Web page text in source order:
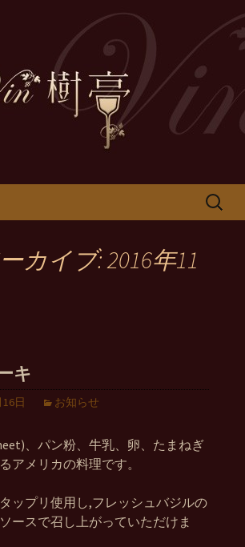
ュース
耳よりの情報をお伝えしま
検
カイブ: 2016年11
キ
日 お知らせ
、パン粉、牛乳、卵、たまねぎ
アメリカの料理です。
ップリ使用し,フレッシュバジルの
ースで召し上がっていただけま